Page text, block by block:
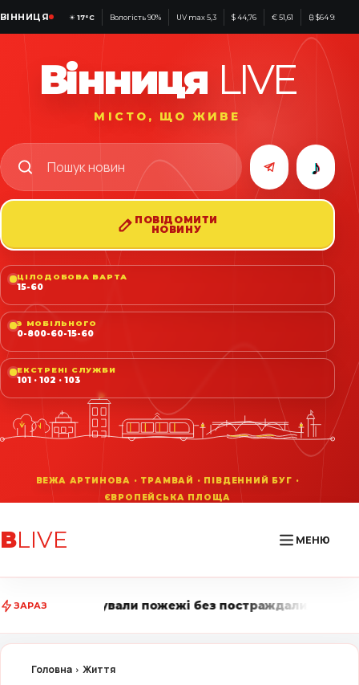
ВІННИЦЯ ☀17°C Вологість 90% UV max 5,3 $ 44,76 € 51,61 ₿ $64 951
Вінниця LIVE
МІСТО, ЩО ЖИВЕ
♪
ПОВІДОМИТИ
НОВИНУ
ЦІЛОДОБОВА ВАРТА
15-60
З МОБІЛЬНОГО
0-800-60-15-60
ЕКСТРЕНІ СЛУЖБИ
101 · 102 · 103
ВLIVE МЕНЮ
ЗАРАЗ
пожежі без постраждалих • Вінниця LIVE
Головна Життя